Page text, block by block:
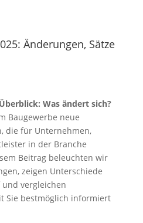
Änderungen, Sätze
Was ändert sich?
Baugewerbe neue
die für Unternehmen,
in der Branche
Beitrag beleuchten wir
zeigen Unterschiede
vergleichen
Sie bestmöglich informiert